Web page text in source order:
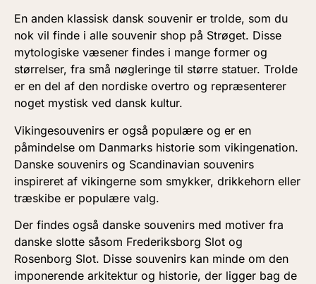
En anden klassisk dansk souvenir er trolde, som du
nok vil finde i alle souvenir shop på Strøget. Disse
mytologiske væsener findes i mange former og
størrelser, fra små nøgleringe til større statuer. Trolde
er en del af den nordiske overtro og repræsenterer
noget mystisk ved dansk kultur.
Vikingesouvenirs er også populære og er en
påmindelse om Danmarks historie som vikingenation.
Danske souvenirs og Scandinavian souvenirs
inspireret af vikingerne som smykker, drikkehorn eller
træskibe er populære valg.
Der findes også danske souvenirs med motiver fra
danske slotte såsom Frederiksborg Slot og
Rosenborg Slot. Disse souvenirs kan minde om den
imponerende arkitektur og historie, der ligger bag de